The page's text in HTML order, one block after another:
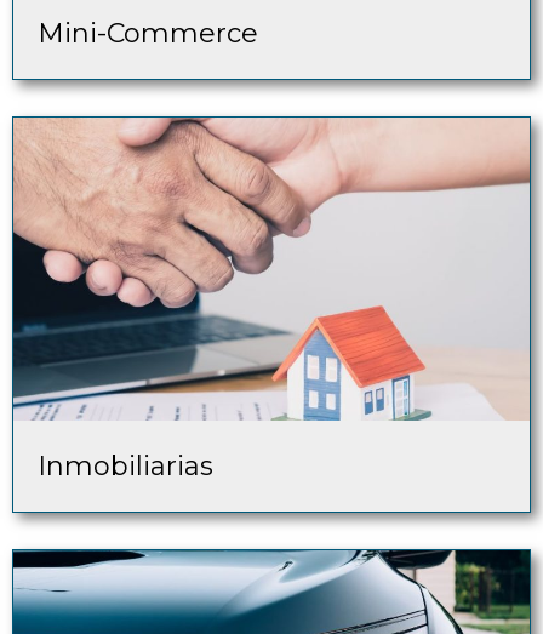
Mini-Commerce
Inmobiliarias